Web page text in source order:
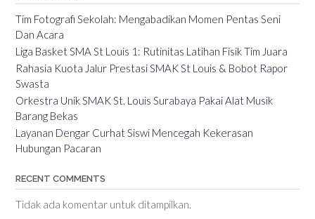
Tim Fotografi Sekolah: Mengabadikan Momen Pentas Seni
Dan Acara
Liga Basket SMA St Louis 1: Rutinitas Latihan Fisik Tim Juara
Rahasia Kuota Jalur Prestasi SMAK St Louis & Bobot Rapor
Swasta
Orkestra Unik SMAK St. Louis Surabaya Pakai Alat Musik
Barang Bekas
Layanan Dengar Curhat Siswi Mencegah Kekerasan
Hubungan Pacaran
RECENT COMMENTS
Tidak ada komentar untuk ditampilkan.